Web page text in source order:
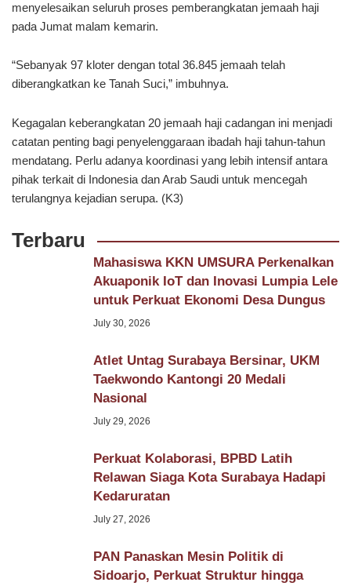
menyelesaikan seluruh proses pemberangkatan jemaah haji
pada Jumat malam kemarin.
“Sebanyak 97 kloter dengan total 36.845 jemaah telah
diberangkatkan ke Tanah Suci,” imbuhnya.
Kegagalan keberangkatan 20 jemaah haji cadangan ini menjadi
catatan penting bagi penyelenggaraan ibadah haji tahun-tahun
mendatang. Perlu adanya koordinasi yang lebih intensif antara
pihak terkait di Indonesia dan Arab Saudi untuk mencegah
terulangnya kejadian serupa. (K3)
Terbaru
Mahasiswa KKN UMSURA Perkenalkan
Akuaponik IoT dan Inovasi Lumpia Lele
untuk Perkuat Ekonomi Desa Dungus
July 30, 2026
Atlet Untag Surabaya Bersinar, UKM
Taekwondo Kantongi 20 Medali
Nasional
July 29, 2026
Perkuat Kolaborasi, BPBD Latih
Relawan Siaga Kota Surabaya Hadapi
Kedaruratan
July 27, 2026
PAN Panaskan Mesin Politik di
Sidoarjo, Perkuat Struktur hingga